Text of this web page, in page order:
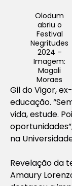
Olodum
abriu o
Festival
Negritudes
2024 –
Imagem:
Magali
Moraes
Gil do Vigor,
educação.
vida, estude.
na
Revelação da
Amaury